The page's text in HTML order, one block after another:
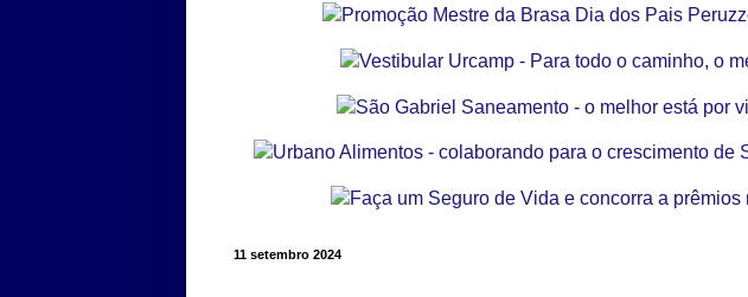
11 setembro 2024